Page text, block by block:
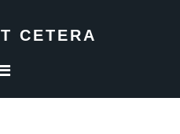
CETERA